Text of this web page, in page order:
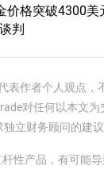
价格突破4300
判
表作者个人观点
对任何以本文
立财务顾问的建
性产品，有可能